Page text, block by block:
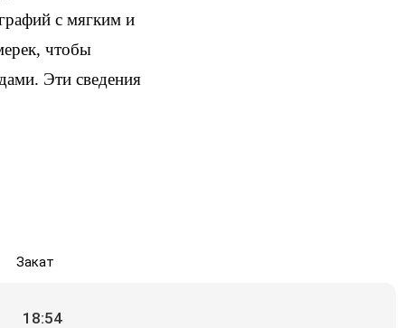
с мягким и
чтобы
Эти сведения
Закат
18:54